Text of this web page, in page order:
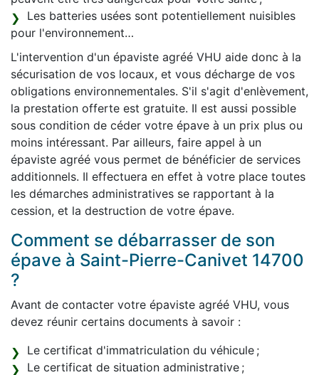
Les batteries usées sont potentiellement nuisibles
pour l'environnement…
L'intervention d'un épaviste agréé VHU aide donc à la
sécurisation de vos locaux, et vous décharge de vos
obligations environnementales. S'il s'agit d'enlèvement,
la prestation offerte est gratuite. Il est aussi possible
sous condition de céder votre épave à un prix plus ou
moins intéressant. Par ailleurs, faire appel à un
épaviste agréé vous permet de bénéficier de services
additionnels. Il effectuera en effet à votre place toutes
les démarches administratives se rapportant à la
cession, et la destruction de votre épave.
Comment se débarrasser de son
épave à Saint-Pierre-Canivet 14700
?
Avant de contacter votre épaviste agréé VHU, vous
devez réunir certains documents à savoir :
Le certificat d'immatriculation du véhicule ;
Le certificat de situation administrative ;